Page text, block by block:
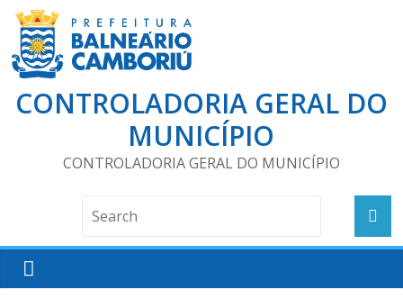
CONTROLADORIA GERAL DO
MUNICÍPIO
CONTROLADORIA GERAL DO MUNICÍPIO